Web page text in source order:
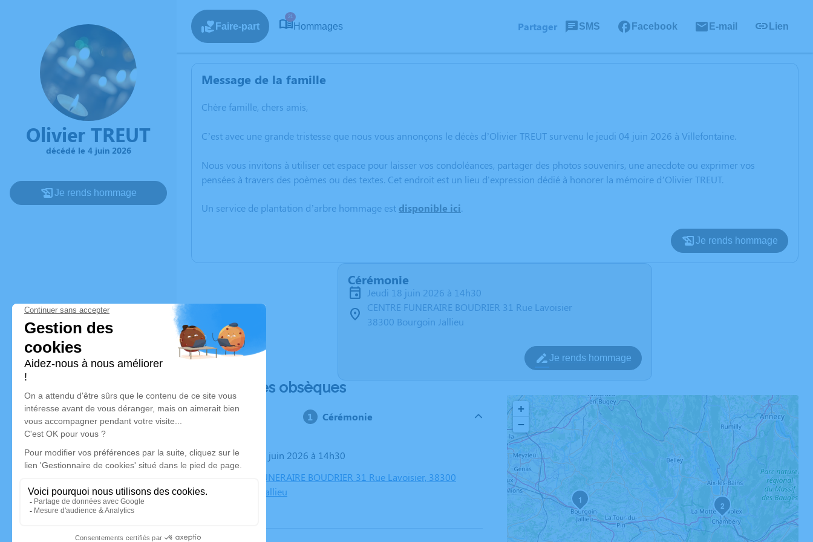
Olivier TREUT
décédé le 4 juin 2026
Je rends hommage
Faire-part
21
Hommages Partager SMS Facebook E-mail Lien
Message de la famille
Chère famille, chers amis,
C’est avec une grande tristesse que nous vous annonçons le décès d’Olivier TREUT survenu le jeudi 04 juin 2026 à Villefontaine.
Nous vous invitons à utiliser cet espace pour laisser vos condoléances, partager des photos souvenirs, une anecdote ou exprimer vos
pensées à travers des poèmes ou des textes. Cet endroit est un lieu d'expression dédié à honorer la mémoire d’Olivier TREUT.
Un service de plantation d’arbre hommage est disponible ici.
Je rends hommage
Cérémonie
jeudi 18 juin 2026 à 14h30
CENTRE FUNERAIRE BOUDRIER 31 Rue Lavoisier
38300 Bourgoin Jallieu
Je rends hommage
Déroulé des obsèques
Cérémonie
Le jeudi 18 juin 2026 à 14h30
CENTRE FUNERAIRE BOUDRIER 31 Rue Lavoisier, 38300
Bourgoin Jallieu
1
2
+
−